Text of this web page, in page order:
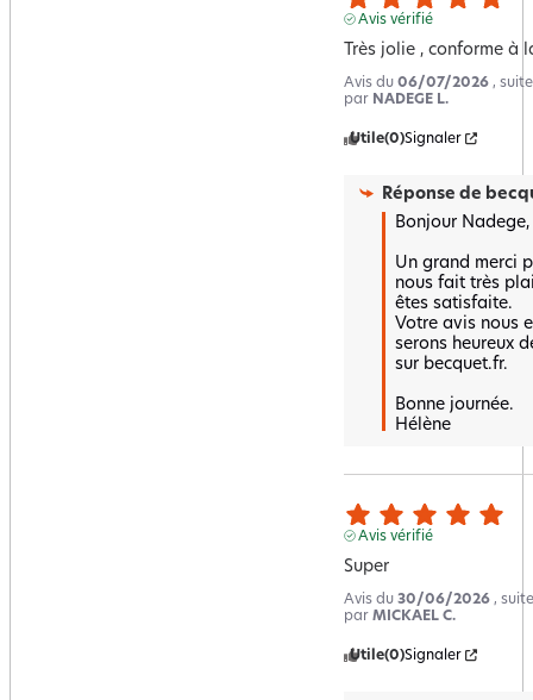
Avis vérifié
Très jolie , conforme à
Avis du 06/07/2026 ,
par NADEGE L.
Utile(0)Signaler
Réponse de
Bonjour Nadege,
Un grand merci
nous fait très
êtes satisfaite.
Votre avis nous
serons heureux
sur becquet.fr.
Bonne journée.
Hélène
Avis vérifié
Super
Avis du 30/06/2026 ,
par MICKAEL C.
Utile(0)Signaler